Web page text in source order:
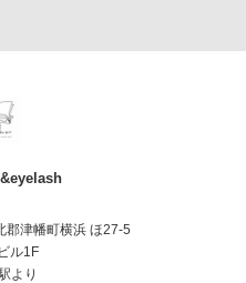
郡津幡町横浜 ほ27-5
ル1F
より